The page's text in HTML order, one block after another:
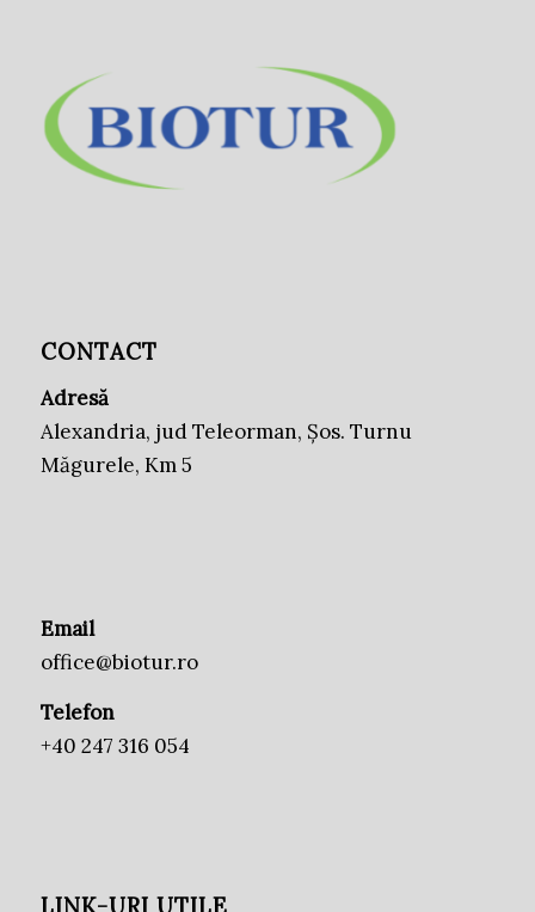
CONTACT
Adresă
Alexandria, jud Teleorman, Șos. Turnu
Măgurele, Km 5
Email
office@biotur.ro
Telefon
+40 247 316 054